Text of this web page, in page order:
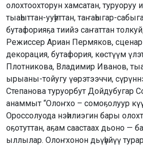
олохтоохторун хамсатан, туруоруу
тыаһыттан-ууһуттан, таҥаһыгар-
бутафорияҕа тиийэ саҥаттан
Режиссер Ариан Пермяков,
декорация, бутафория, көстүүм
Плотникова, Владимир Иванов,
ырыаны-тойугу үөрэтээччи,
Степанова туруорбут Дойдубугар
анаммыт “Олоҥхо – сомоҕолуур
Ороссолуода нэһилиэгин бары
оҕотуттан, аҕам саастаах дьоно
ыллылар. Олоҥхонон дьүһүйүү